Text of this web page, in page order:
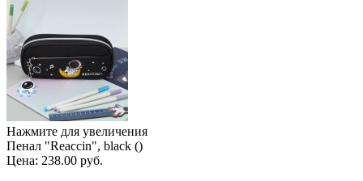
Нажмите для увеличения
Пенал "Reaccin", black ()
Цена: 238.00 руб.